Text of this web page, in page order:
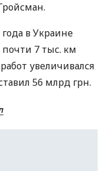
в Украине
7 тыс. км
увеличивался
56 млрд грн.